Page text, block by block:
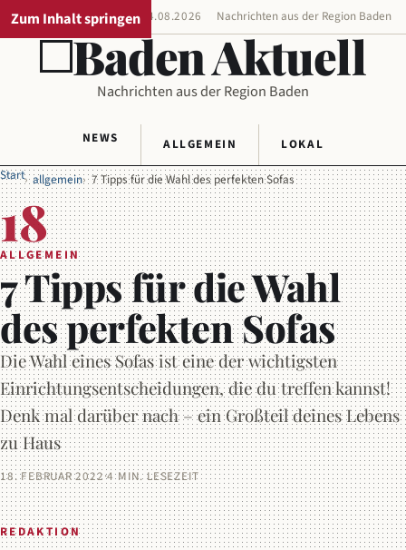
Zum Inhalt springen
REGIONALAUSGABE 04.08.2026 Nachrichten aus der Region Baden
Baden Aktuell
Nachrichten aus der Region Baden
NEWS ALLGEMEIN
LOKAL
Start allgemein 7 Tipps für die Wahl des perfekten Sofas
18
ALLGEMEIN
7 Tipps für die Wahl
des perfekten Sofas
Die Wahl eines Sofas ist eine der wichtigsten
Einrichtungsentscheidungen, die du treffen kannst!
Denk mal darüber nach – ein Großteil deines Lebens
zu Haus
18. FEBRUAR 2022·4 MIN. LESEZEIT
REDAKTION